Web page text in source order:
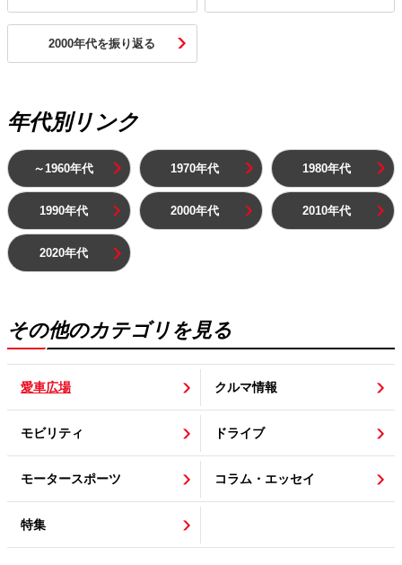
2000年代を振り返る
年代別リンク
～1960年代 1970年代 1980年代
1990年代 2000年代 2010年代
2020年代
その他のカテゴリを見る
愛車広場 クルマ情報
モビリティ ドライブ
モータースポーツ コラム・エッセイ
特集